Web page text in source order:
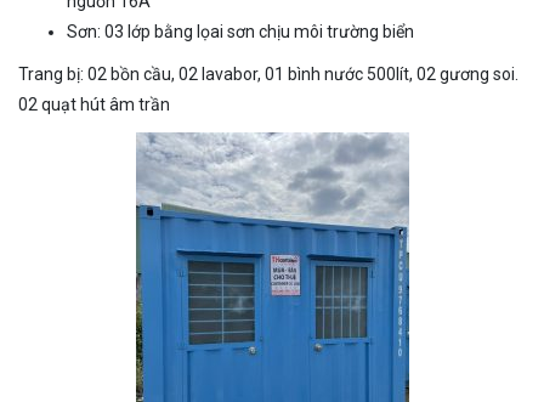
Sơn: 03 lớp bằng lọai sơn chịu môi trường biển
Trang bị: 02 bồn cầu, 02 lavabor, 01 bình nước 500lít, 02 gương soi.
02 quạt hút âm trần